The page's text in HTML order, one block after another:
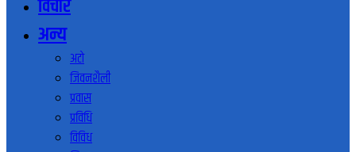
विचार
अन्य
अटो
जिवनशैली
प्रवास
प्रविधि
विविध